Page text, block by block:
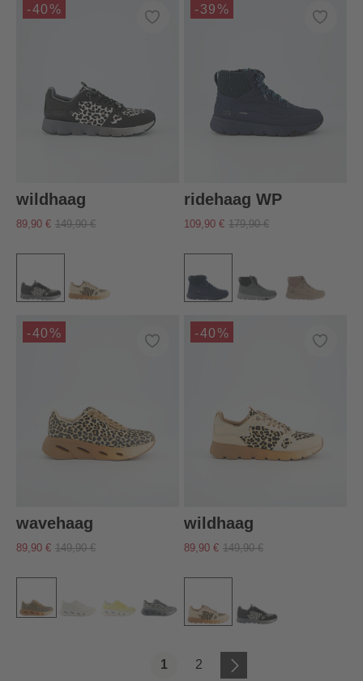
-40%
wildhaag
89,90 € 149,90 €
-39%
ridehaag WP
109,90 € 179,90 €
-40%
wavehaag
89,90 € 149,90 €
-40%
wildhaag
89,90 € 149,90 €
Seite
1
Seite
2